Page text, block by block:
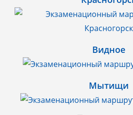
Видное
Мытищи